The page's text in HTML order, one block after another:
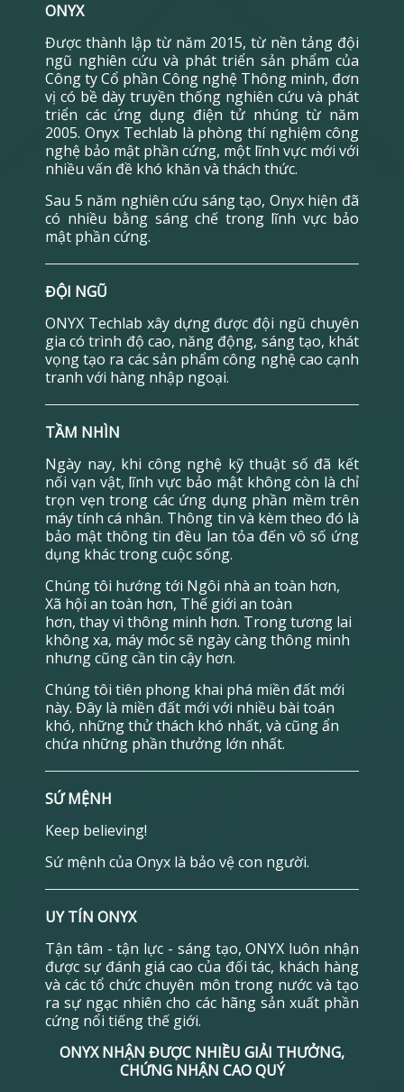
ONYX
Được thành lập từ năm 2015, từ nền tảng đội
ngũ nghiên cứu và phát triển sản phẩm của
Công ty Cổ phần Công nghệ Thông minh, đơn
vị có bề dày truyền thống nghiên cứu và phát
triển các ứng dụng điện tử nhúng từ năm
2005. Onyx Techlab là phòng thí nghiệm công
nghệ bảo mật phần cứng, một lĩnh vực mới với
nhiều vấn đề khó khăn và thách thức.
Sau 5 năm nghiên cứu sáng tạo, Onyx hiện đã
có nhiều bằng sáng chế trong lĩnh vực bảo
mật phần cứng.
ĐỘI NGŨ
ONYX Techlab xây dựng được đội ngũ chuyên
gia có trình độ cao, năng động, sáng tạo, khát
vọng tạo ra các sản phẩm công nghệ cao cạnh
tranh với hàng nhập ngoại.
TẦM NHÌN
Ngày nay, khi công nghệ kỹ thuật số đã kết
nối vạn vật, lĩnh vực bảo mật không còn là chỉ
trọn vẹn trong các ứng dụng phần mềm trên
máy tính cá nhân. Thông tin và kèm theo đó là
bảo mật thông tin đều lan tỏa đến vô số ứng
dụng khác trong cuộc sống.
Chúng tôi hướng tới Ngôi nhà an toàn hơn,
Xã hội an toàn hơn, Thế giới an toàn
hơn, thay vì thông minh hơn. Trong tương lai
không xa, máy móc sẽ ngày càng thông minh
nhưng cũng cần tin cậy hơn.
Chúng tôi tiên phong khai phá miền đất mới
này. Đây là miền đất mới với nhiều bài toán
khó, những thử thách khó nhất, và cũng ẩn
chứa những phần thưởng lớn nhất.
SỨ MỆNH
Keep believing!
Sứ mệnh của Onyx là bảo vệ con người.
UY TÍN ONYX
Tận tâm - tận lực - sáng tạo, ONYX luôn nhận
được sự đánh giá cao của đối tác, khách hàng
và các tổ chức chuyên môn trong nước và tạo
ra sự ngạc nhiên cho các hãng sản xuất phần
cứng nổi tiếng thế giới.
ONYX NHẬN ĐƯỢC NHIỀU GIẢI THƯỞNG,
CHỨNG NHẬN CAO QUÝ